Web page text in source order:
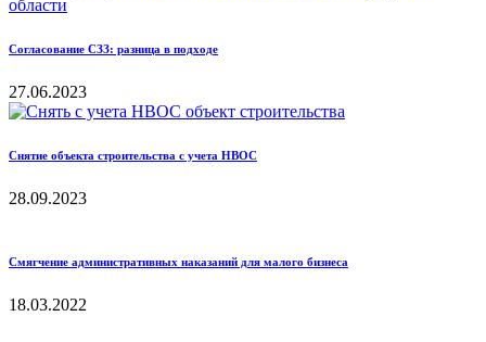
Согласование СЗЗ: разница в подходе
27.06.2023
Снятие объекта строительства с учета НВОС
28.09.2023
Смягчение административных наказаний для малого бизнеса
18.03.2022